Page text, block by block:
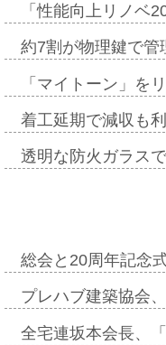
「性能向上リノベ
約7割が物理鍵で
「マイトーン」を
着工延期で減収も
透明な防火ガラス
総会と20周年記念
プレハブ建築協会
全宅連坂本会長、